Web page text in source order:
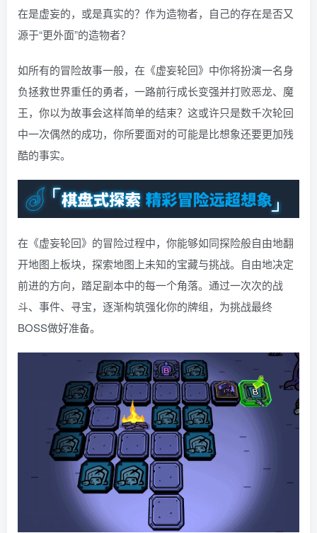
在是虚妄的，或是真实的？作为造物者，自己的存在是否又
源于“更外面”的造物者？
如所有的冒险故事一般，在《虚妄轮回》中你将扮演一名身
负拯救世界重任的勇者，一路前行成长变强并打败恶龙、魔
王，你以为故事会这样简单的结束？这或许只是数千次轮回
中一次偶然的成功，你所要面对的可能是比想象还要更加残
酷的事实。
在《虚妄轮回》的冒险过程中，你能够如同探险般自由地翻
开地图上板块，探索地图上未知的宝藏与挑战。自由地决定
前进的方向，踏足副本中的每一个角落。通过一次次的战
斗、事件、寻宝，逐渐构筑强化你的牌组，为挑战最终
BOSS做好准备。